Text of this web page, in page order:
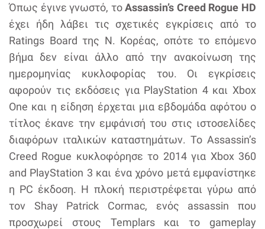
Όπως έγινε γνωστό, τοAssassin’s Creed Rogue HD
έχει ήδη λάβει τις σχετικές εγκρίσεις από το
Ratings Board της Ν. Κορέας, οπότε το επόμενο
βήμα δεν είναι άλλο από την ανακοίνωση της
ημερομηνίας κυκλοφορίας του. Οι εγκρίσεις
αφορούν τις εκδόσεις για PlayStation 4 και Xbox
One και η είδηση έρχεται μια εβδομάδα αφότου ο
τίτλος έκανε την εμφάνισή του στις ιστοσελίδες
διαφόρων ιταλικών καταστημάτων. Το Assassin’s
Creed Rogue κυκλοφόρησε το 2014 για Xbox 360
and PlayStation 3 και ένα χρόνο μετά εμφανίστηκε
η PC έκδοση. Η πλοκή περιστρέφεται γύρω από
τον Shay Patrick Cormac, ενός assassin που
προσχωρεί στους Templars και το gameplay